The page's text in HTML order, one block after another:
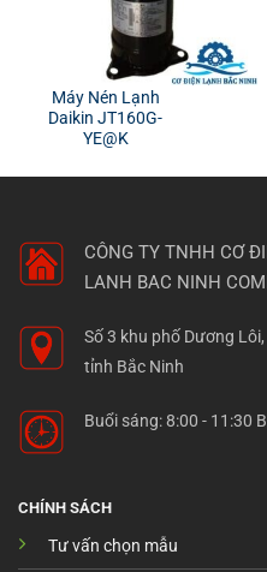
Máy Nén Lạnh
Daikin JT160G-
YE@K
CÔNG TY TNHH CƠ
LANH BAC NINH
Số 3 khu phố Dương
tỉnh Bắc Ninh
Buổi sáng: 8:00 - 11:30
CHÍNH SÁCH
Tư vấn chọn mẫu